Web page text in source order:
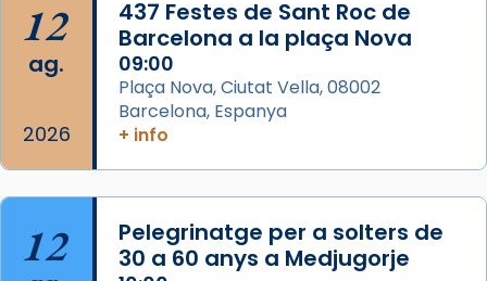
Arquebisbat de Barcelona
2 weeks ago
Memòria de les santes Juliana i
Semproniana, verges i màrtirs.
Acompanyant la història de sant Cugat, a
partir de l’Edat Mitjana sorgeix la tradició
que les santes Juliana (“relatiu a Júlia”) i
Semproniana (“relatiu a Semprònia =
eterna”) són deixebles seves. I l’any 1667, el
frare Joan Gaspar Roig, afirma en una obra
12
ag.
2026
437 Festes de Sant Roc de
Barcelona a la plaça Nova
09:00
Plaça Nova, Ciutat Vella, 08002
Barcelona, Espanya
+ info
12
Pelegrinatge per a solters de
30 a 60 anys a Medjugorje